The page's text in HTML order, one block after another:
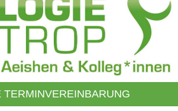
TERMINVEREINBARUNG